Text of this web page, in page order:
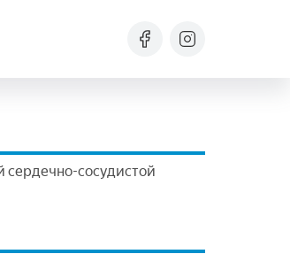
сосудистой